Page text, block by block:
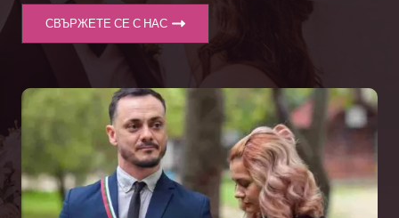
СВЪРЖЕТЕ СЕ С НАС